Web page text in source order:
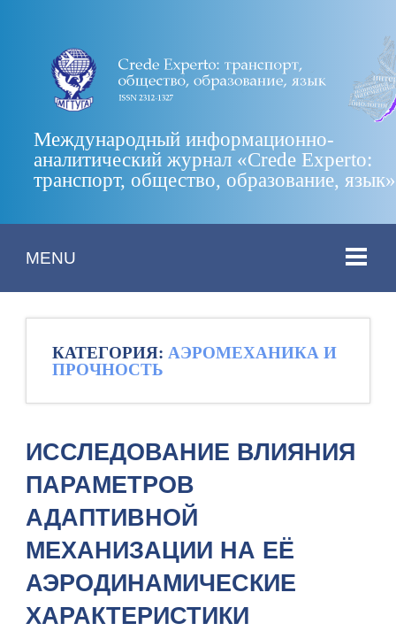
Международный информационно-
аналитический журнал «Crede Experto:
транспорт, общество, образование, язык»
MENU
КАТЕГОРИЯ: АЭРОМЕХАНИКА И
ПРОЧНОСТЬ
ИССЛЕДОВАНИЕ ВЛИЯНИЯ
ПАРАМЕТРОВ
АДАПТИВНОЙ
МЕХАНИЗАЦИИ НА ЕЁ
АЭРОДИНАМИЧЕСКИЕ
ХАРАКТЕРИСТИКИ